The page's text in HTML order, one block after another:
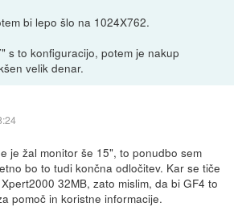
bi lepo šlo na 1024X762.
s to konfiguracijo, potem je nakup
velik denar.
je žal monitor še 15", to ponudbo sem
bo to tudi končna odločitev. Kar se tiče
32MB, zato mislim, da bi GF4 to
pomoč in koristne informacije.